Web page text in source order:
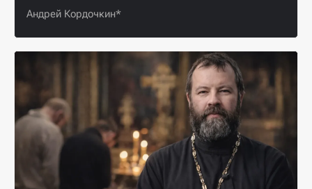
Андрей Кордочкин*